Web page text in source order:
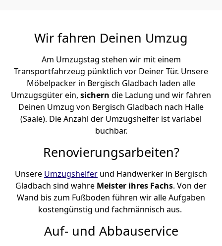
Wir fahren Deinen Umzug
Am Umzugstag stehen wir mit einem
Transportfahrzeug pünktlich vor Deiner Tür. Unsere
Möbelpacker in Bergisch Gladbach laden alle
Umzugsgüter ein, sichern die Ladung und wir fahren
Deinen Umzug von Bergisch Gladbach nach Halle
(Saale). Die Anzahl der Umzugshelfer ist variabel
buchbar.
Renovierungsarbeiten?
Unsere Umzugshelfer und Handwerker in Bergisch
Gladbach sind wahre Meister ihres Fachs. Von der
Wand bis zum Fußboden führen wir alle Aufgaben
kostengünstig und fachmännisch aus.
Auf- und Abbauservice